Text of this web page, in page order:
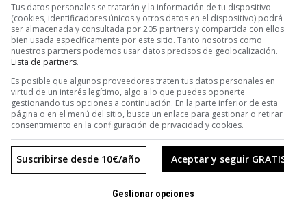
ANA HIMES
en peligro de extinción
el que ha desarrollado Lucía Herrero en sus
documental, a medio camino entre la ciencia
de su página web así lo reflejan. Su serie
Tus datos personales se tratarán y la información de tu dispositivo
(cookies, identificadores únicos y otros datos en el dispositivo) podrá
ser almacenada y consultada por 205 partners y compartida con
bien usada específicamente por este sitio. Tanto nosotros como
nuestros partners podemos usar datos precisos de geolocalización.
Lista de partners.
Es posible que algunos proveedores traten tus datos personales en
virtud de un interés legítimo, algo a lo que puedes oponerte
gestionando tus opciones a continuación. En la parte inferior de esta
página o en el menú del sitio, busca un enlace para gestionar o retirar
consentimiento en la configuración de privacidad y cookies.
Aceptar y seguir
Suscribirse desde 10€/año
Gestionar opciones